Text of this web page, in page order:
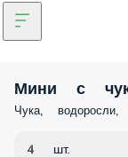
Мини с
Чука, водоросли,
4 шт.